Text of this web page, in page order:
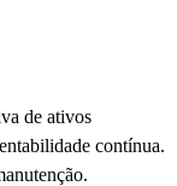
de ativos
contínua.